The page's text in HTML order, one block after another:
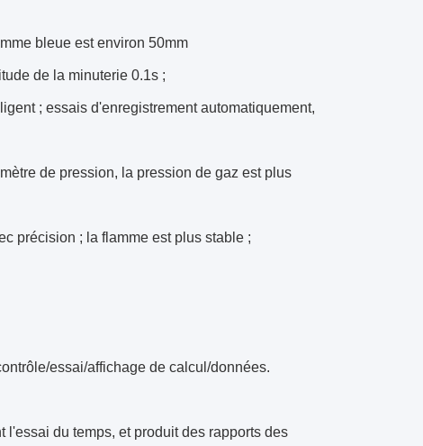
bleue est environ 50mm
de la minuterie 0.1s ;
; essais d'enregistrement automatiquement,
de pression, la pression de gaz est plus
précision ; la flamme est plus stable ;
essai/affichage de calcul/données.
l'essai du temps, et produit des rapports des